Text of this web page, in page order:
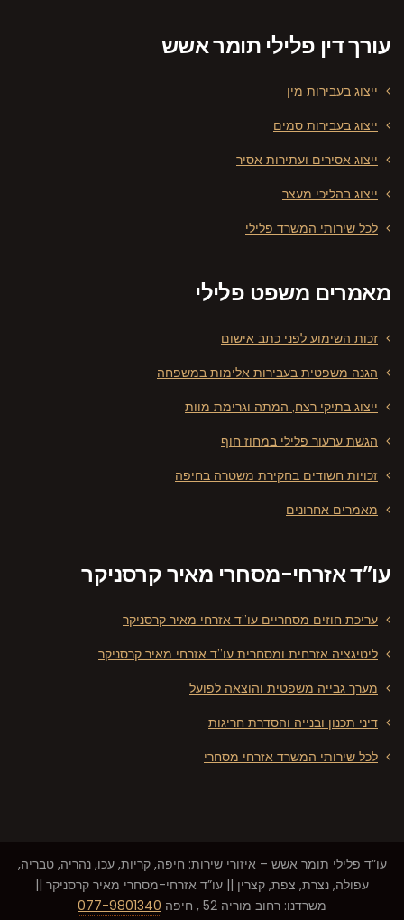
עורך דין פלילי תומר אשש
ייצוג בעבירות מין
ייצוג בעבירות סמים
ייצוג אסירים ועתירות אסיר
ייצוג בהליכי מעצר
לכל שירותי המשרד פלילי
מאמרים משפט פלילי
זכות השימוע לפני כתב אישום
הגנה משפטית בעבירות אלימות במשפחה
ייצוג בתיקי רצח, המתה וגרימת מוות
הגשת ערעור פלילי במחוז חוף
זכויות חשודים בחקירת משטרה בחיפה
מאמרים אחרונים
עו”ד אזרחי-מסחרי מאיר קרסניקר
עריכת חוזים מסחריים עו”ד אזרחי מאיר קרסניקר
ליטיגציה אזרחית ומסחרית עו”ד אזרחי מאיר קרסניקר
מערך גבייה משפטית והוצאה לפועל
דיני תכנון ובנייה והסדרת חריגות
לכל שירותי המשרד אזרחי מסחרי
עו”ד פלילי תומר אשש – איזורי שירות: חיפה, קריות, עכו, נהריה, טבריה,
עפולה, נצרת, צפת, קצרין || עו”ד אזרחי-מסחרי מאיר קרסניקר ||
משרדנו: רחוב מוריה 52 , חיפה
077-9801340